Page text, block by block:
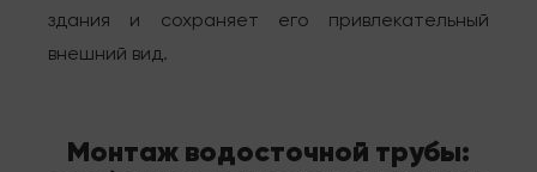
здания и сохраняет его привлекательный
внешний вид.
Монтаж водосточной трубы: